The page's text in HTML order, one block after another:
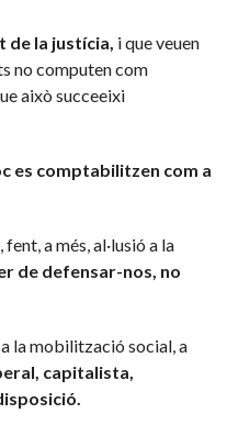
de la justícia, i que veuen
no computen com
això succeeixi
es comptabilitzen com a
a més, al·lusió a la
de defensar-nos, no
la mobilització social, a
capitalista,